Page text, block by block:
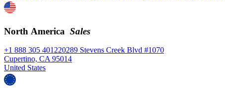
North America Sales
+1 888 305 401220289 Stevens Creek Blvd #1070
Cupertino, CA 95014
United States